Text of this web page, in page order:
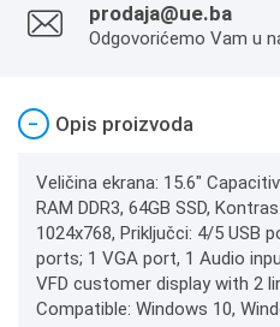
prodaja@ue.ba
Odgovorićemo Vam u
− Opis proizvoda
Veličina ekrana: 15.6"
RAM DDR3, 64GB SSD,
1024x768, Priključci: 4/5 USB
ports; 1 VGA port, 1 Audio
VFD customer display with 2
Compatible: Windows 10,